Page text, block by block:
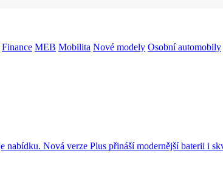
Finance MEB Mobilita Nové modely Osobní automobily